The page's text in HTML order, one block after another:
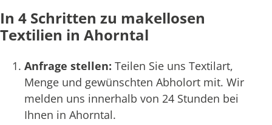
In 4 Schritten zu makellosen
Textilien in Ahorntal
Anfrage stellen: Teilen Sie uns Textilart,
Menge und gewünschten Abholort mit. Wir
melden uns innerhalb von 24 Stunden bei
Ihnen in Ahorntal.